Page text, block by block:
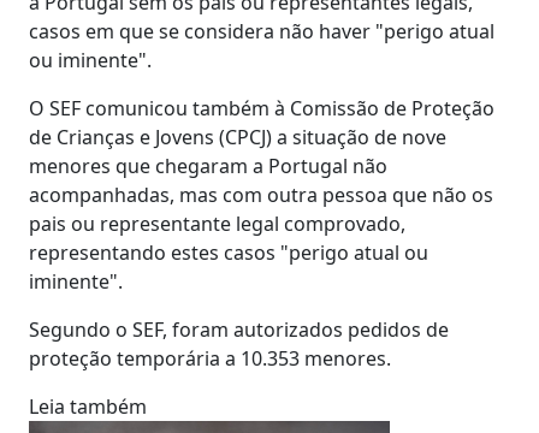
casos em que se considera não haver "perigo atual
ou iminente".
O SEF comunicou também à Comissão de Proteção
de Crianças e Jovens (CPCJ) a situação de nove
menores que chegaram a Portugal não
acompanhadas, mas com outra pessoa que não os
pais ou representante legal comprovado,
representando estes casos "perigo atual ou
iminente".
Segundo o SEF, foram autorizados pedidos de
proteção temporária a 10.353 menores.
Leia também